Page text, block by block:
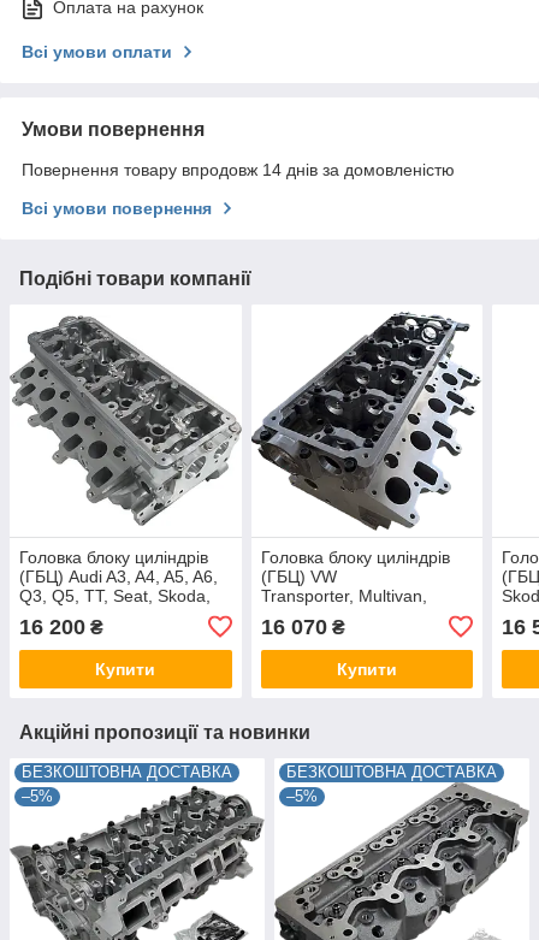
Оплата на рахунок
Всі умови оплати
Умови повернення
Повернення товару впродовж 14 днів за домовленістю
Всі умови повернення
Подібні товари компанії
Головка блоку циліндрів
(ГБЦ) Audi A3, A4, A5, A6,
Q3, Q5, TT, Seat, Skoda,
VW CAM, 03L103265DX,
AMC 908725
16 200 ₴
Купити
Головка блоку циліндрів
(ГБЦ) VW
Transporter, Multivan,
03L103351D, 908727
16 070₴
Купити
16
Акційні пропозиції та новинки
БЕЗКОШТОВНА ДОСТАВКА
–5%
БЕЗКОШТОВНА ДОСТАВКА
–5%